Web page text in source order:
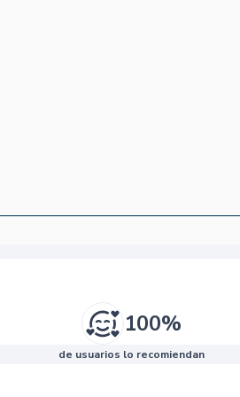
100%
de usuarios lo recomiendan